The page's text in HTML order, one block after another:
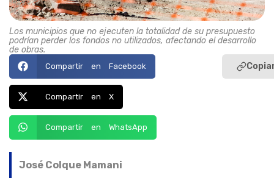
Los municipios que no ejecuten la totalidad de su presupuesto
podrían perder los fondos no utilizados, afectando el desarrollo
de obras.
Compartir en Facebook
Compartir en X
Compartir en WhatsApp
José Colque Mamani